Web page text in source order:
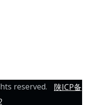
reserved.
陕ICP备